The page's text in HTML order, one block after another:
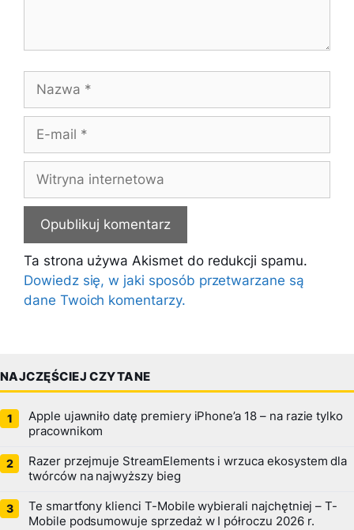
mail
internetowa
Ta strona używa Akismet do redukcji spamu.
Dowiedz się, w jaki sposób przetwarzane są
dane Twoich komentarzy.
NAJCZĘŚCIEJ CZYTANE
Apple ujawniło datę premiery iPhone’a 18 – na razie tylko
pracownikom
Razer przejmuje StreamElements i wrzuca ekosystem dla
twórców na najwyższy bieg
Te smartfony klienci T-Mobile wybierali najchętniej – T-
Mobile podsumowuje sprzedaż w I półroczu 2026 r.